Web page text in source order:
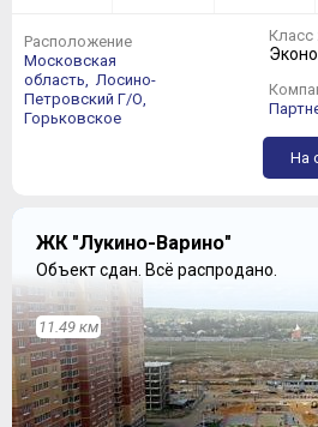
Расположение
Московская
область, Лосино-
Петровский Г/О,
Горьковское
Класс
На
ЖК "Лукино-Варино"
Объект сдан. Всё распродано.
11.49 км